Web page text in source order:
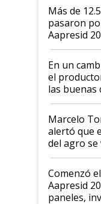
Más de
pasaron
Aapresid
demostrar
suelo es
sistema
En un
el
las buenas
agro
"Los veo
Marcelo
alertó que
del agro se
"No es
Argentina
las mismas
años"
Comenzó
Aapresid
paneles,